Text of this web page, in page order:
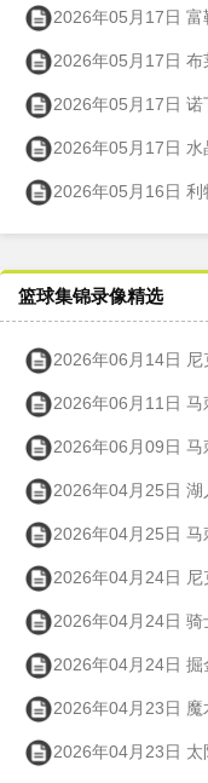
2026年05月17日 富勒
2026年05月17日 布莱顿
2026年05月17日 诺丁汉
2026年05月17日 水晶宫
2026年05月16日 利物浦
篮球集锦录像精选
2026年06月14日 尼克
2026年06月11日 马刺
2026年06月09日 马刺
2026年04月25日 湖人
2026年04月25日 马刺
2026年04月24日 尼克
2026年04月24日 骑士
2026年04月24日 掘金
2026年04月23日 魔术
2026年04月23日 太阳